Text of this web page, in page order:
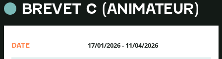
BREVET C (ANIMATEUR)
DATE 17/01/2026- 11/04/2026